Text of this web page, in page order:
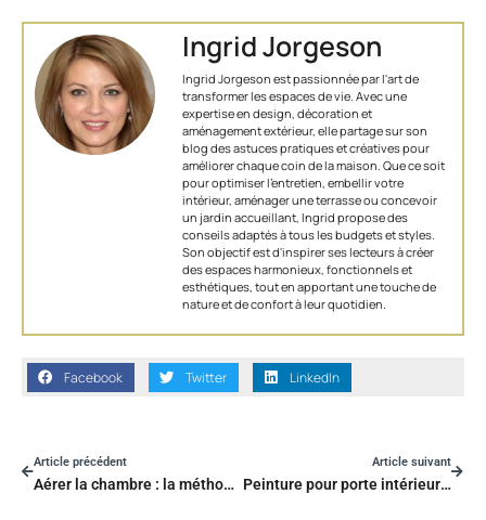
Ingrid Jorgeson
Ingrid Jorgeson est passionnée par l'art de
transformer les espaces de vie. Avec une
expertise en design, décoration et
aménagement extérieur, elle partage sur son
blog des astuces pratiques et créatives pour
améliorer chaque coin de la maison. Que ce soit
pour optimiser l’entretien, embellir votre
intérieur, aménager une terrasse ou concevoir
un jardin accueillant, Ingrid propose des
conseils adaptés à tous les budgets et styles.
Son objectif est d'inspirer ses lecteurs à créer
des espaces harmonieux, fonctionnels et
esthétiques, tout en apportant une touche de
nature et de confort à leur quotidien.
Facebook Twitter LinkedIn
Article précédent
Aérer la chambre : la méthode idéale pour un air vraiment sain
Article suivant
Peinture pour porte intérieure : comment choisir la finition la plus adaptée